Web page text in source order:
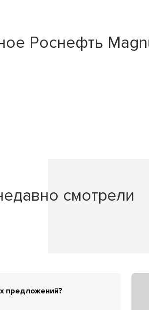
Роснефть
смотрели
предложений?